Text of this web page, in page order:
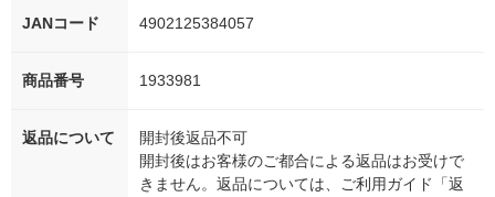
JANコード 4902125384057
商品番号 1933981
返品について
開封後返品不可
開封後はお客様のご都合による返品はお受けで
きません。返品については、ご利用ガイド「返